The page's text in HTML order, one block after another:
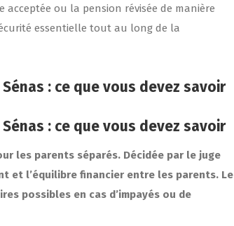
ou la pension révisée de manière
essentielle tout au long de la
: ce que vous devez savoir
: ce que vous devez savoir
les parents séparés. Décidée par le juge
et l’équilibre financier entre les parents. Le
possibles en cas d’impayés ou de